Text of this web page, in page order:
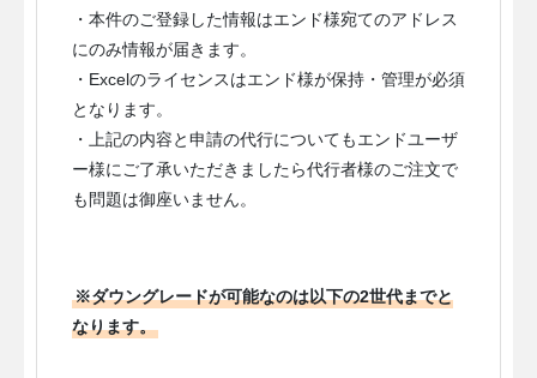
・本件のご登録した情報はエンド様宛てのアドレス
にのみ情報が届きます。
・Excelのライセンスはエンド様が保持・管理が必須
となります。
・上記の内容と申請の代行についてもエンドユーザ
ー様にご了承いただきましたら代行者様のご注文で
も問題は御座いません。
※ダウングレードが可能なのは以下の2世代までと
なります。